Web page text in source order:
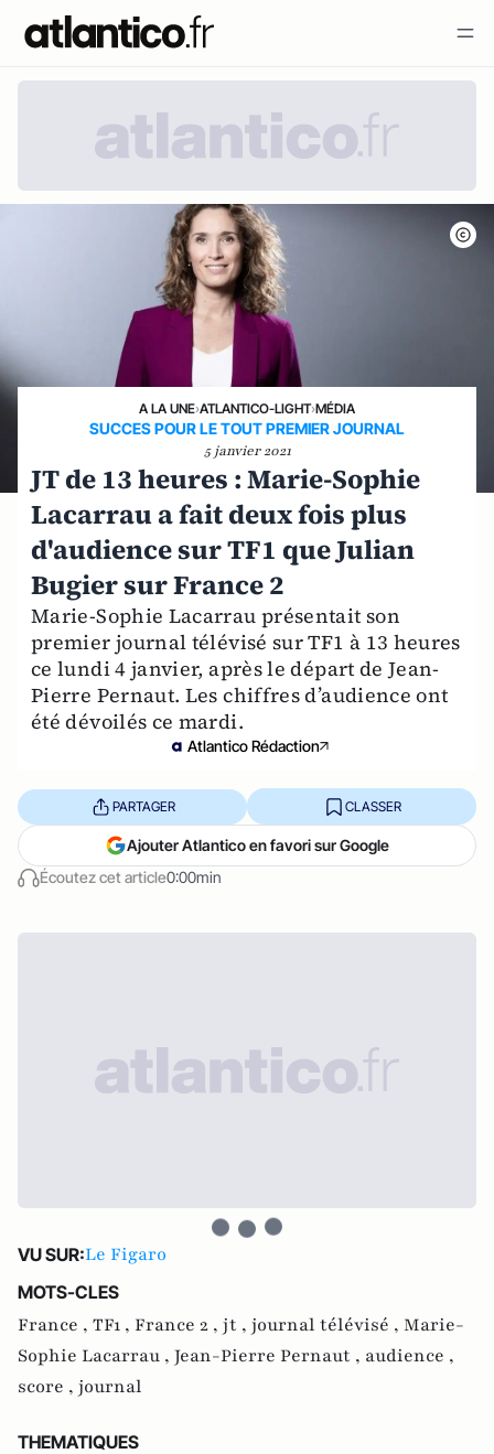
A LA UNE›ATLANTICO-LIGHT›MÉDIA
SUCCES POUR LE TOUT PREMIER JOURNAL
5 janvier 2021
JT de 13 heures : Marie-Sophie
Lacarrau a fait deux fois plus
d'audience sur TF1 que Julian
Bugier sur France 2
Marie-Sophie Lacarrau présentait son
premier journal télévisé sur TF1 à 13 heures
ce lundi 4 janvier, après le départ de Jean-
Pierre Pernaut. Les chiffres d’audience ont
été dévoilés ce mardi.
Atlantico Rédaction
Écoutez cet article0:00min
PARTAGER CLASSER
Ajouter Atlantico en favori sur Google
VU SUR:Le Figaro
MOTS-CLES
France , TF1 , France 2 , jt , journal télévisé , Marie-
Sophie Lacarrau , Jean-Pierre Pernaut , audience ,
score , journal
THEMATIQUES